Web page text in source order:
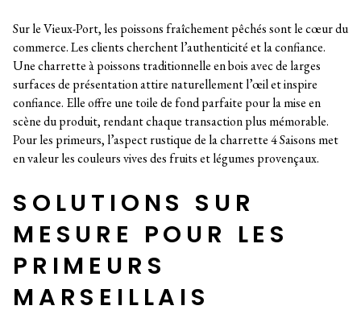
Sur le Vieux-Port, les poissons fraîchement pêchés sont le cœur du
commerce. Les clients cherchent l’authenticité et la confiance.
Une charrette à poissons traditionnelle en bois avec de larges
surfaces de présentation attire naturellement l’œil et inspire
confiance. Elle offre une toile de fond parfaite pour la mise en
scène du produit, rendant chaque transaction plus mémorable.
Pour les primeurs, l’aspect rustique de la charrette 4 Saisons met
en valeur les couleurs vives des fruits et légumes provençaux.
SOLUTIONS SUR
MESURE POUR LES
PRIMEURS
MARSEILLAIS